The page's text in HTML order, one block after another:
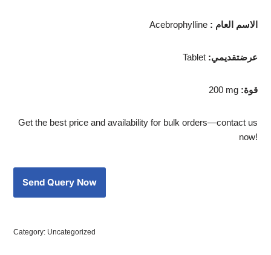
Acebrophylline : الاسم العام
Tablet :عرضتقديمي
200 mg :قوة
Get the best price and availability for bulk orders—contact us
now!
Category: Uncategorized